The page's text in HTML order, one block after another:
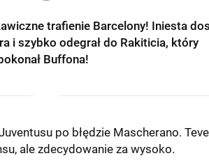
trafienie Barcelony! Iniesta
i szybko odegrał do Rakiticia, który
Buffona!
po błędzie Mascherano.
ale zdecydowanie za wysoko.